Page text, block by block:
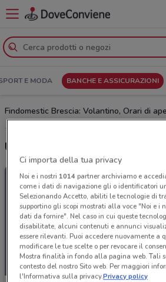
E MODA BANCHE E ASSICURAZIONI
Findomestic Brescia: Volantino, Orari di
Ultime offerte del volantino
Ci importa della tua privacy
Noi e i nostri 1014partner archiviamo e
come i dati di navigazione gli o identificatori
Selezionando Accetto, abiliti le tecnologie di
supportino gli scopi mostrati alla voce "Noi e i
dati da fornire". Nel caso in cui queste
disabilitate, alcuni contenuti e annunci
essere rilevanti. Puoi accedere nuovamente a
modificare le tue scelte o per revocare il
Mostra finalità in fondo alla pagina web. Tali
contesto del nostro Sito web. Per maggiori
l'Informativa sulla privacy.Privacy policy